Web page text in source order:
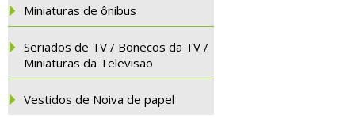
Miniaturas de ônibus
Seriados de TV / Bonecos da TV /
Miniaturas da Televisão
Vestidos de Noiva de papel